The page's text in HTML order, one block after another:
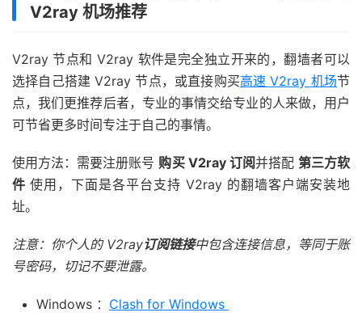
V2ray 机场推荐
V2ray 节点和 V2ray 软件是完全独立开来的，翻墙者可以
选择自己搭建 V2ray 节点，或直接购买高速 V2ray 机场节
点，我们更推荐后者，专业的事情交给专业的人来做，用户
可节省更多时间专注于自己的事情。
使用方法：需要注册账号 购买 V2ray 订阅并搭配 第三方软
件 使用，下面是各平台支持 V2ray 的翻墙客户端安装地
址。
注意：你个人的 V2ray订阅链接中包含连接信息，等同于账
号密码，切记不要泄露。
Windows ： Clash for Windows